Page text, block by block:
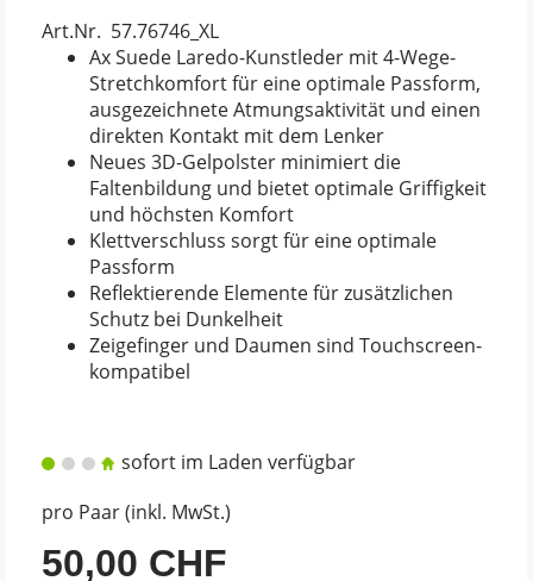
Art.Nr. 57.76746_XL
Ax Suede Laredo-Kunstleder mit 4-Wege-
Stretchkomfort für eine optimale Passform,
ausgezeichnete Atmungsaktivität und einen
direkten Kontakt mit dem Lenker
Neues 3D-Gelpolster minimiert die
Faltenbildung und bietet optimale Griffigkeit
und höchsten Komfort
Klettverschluss sorgt für eine optimale
Passform
Reflektierende Elemente für zusätzlichen
Schutz bei Dunkelheit
Zeigefinger und Daumen sind Touchscreen-
kompatibel
sofort im Laden verfügbar
pro Paar (inkl. MwSt.)
50,00 CHF